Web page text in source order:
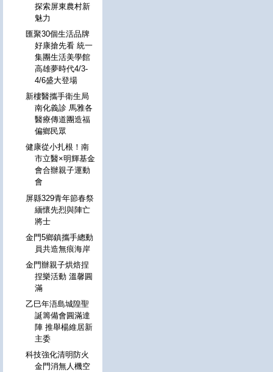
探索屏東農村新
魅力
匯聚30個生活品牌
好康搶先看 統一
集團生活美學館
高雄夢時代4/3-
4/6盛大登場
新樓醫攜手衛生局
南化義診 馬雅各
醫療傳道團造福
偏鄉民眾
健康從小扎根！南
市立醫×明輝基金
會合辦親子運動
會
屏縣329青年節春祭
緬懷先烈與陣亡
將士
金門5鄉鎮攜手總動
員共造無痕海岸
金門辦親子烘焙捏
捏樂活動 溫馨圓
滿
乙巳年浯島城隍聖
誕籌備會圓滿達
陣 推舉楊維居新
主委
科技強化清明防火
金門消無人機空